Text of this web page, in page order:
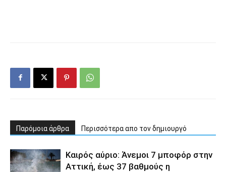
Παρόμοια άρθρα Περισσότερα απο τον δημιουργό
Καιρός αύριο: Άνεμοι 7 μποφόρ στην
Αττική, έως 37 βαθμούς η